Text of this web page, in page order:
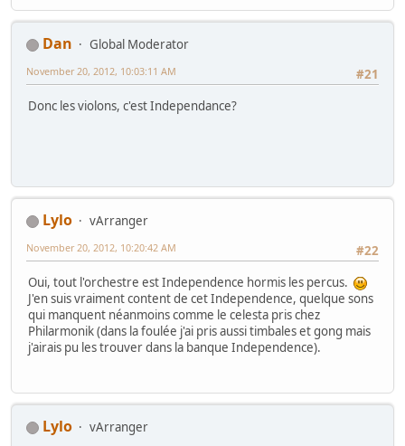
Dan
Global Moderator
#21
November 20, 2012, 10:03:11 AM
Donc les violons, c'est Independance?
Lylo
vArranger
#22
November 20, 2012, 10:20:42 AM
Oui, tout l'orchestre est Independence hormis les percus.
J'en suis vraiment content de cet Independence, quelque sons
qui manquent néanmoins comme le celesta pris chez
Philarmonik (dans la foulée j'ai pris aussi timbales et gong mais
j'airais pu les trouver dans la banque Independence).
Lylo
vArranger